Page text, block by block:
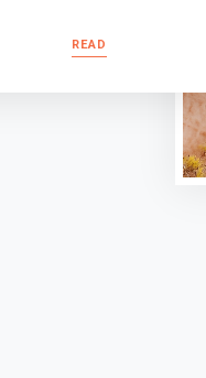
READ